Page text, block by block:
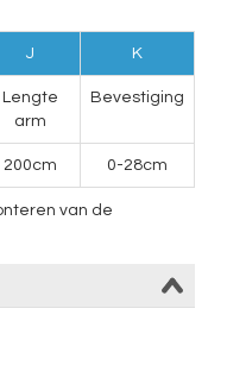
J K
Lengte
arm
Bevestiging
200cm 0-28cm
van de